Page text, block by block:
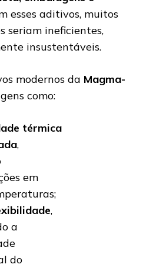
esses aditivos, muitos
seriam ineficientes,
insustentáveis.
modernos da Magma-
como:
térmica
,
em
,
a
do